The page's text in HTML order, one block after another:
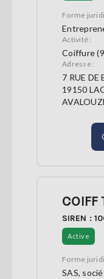
Forme
Activité :
Coiffure
Adresse :
7 RUE DE
19150
COIFF
SIREN :
Active
Forme
SAS,